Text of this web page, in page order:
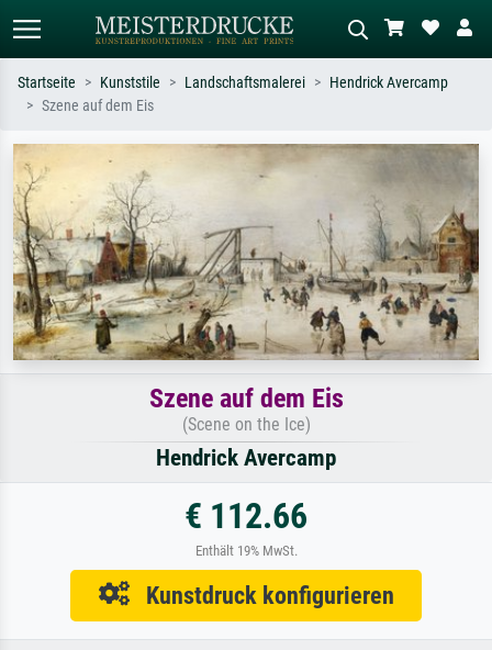
Suchen Sie nach Künstlern, Werktiteln
oder Stilen – z.B. Monet,
Sternennacht, Impressionismus, Welle
Hokusai, Akt.
Beschreiben Sie die Szene – z.B. Grüne
Wiese, Abstrakt mit viel Rot, Dunkles
Ölgemälde, Stehender Akt neben einem
Baum.
Startseite Kunststile Landschaftsmalerei
Hendrick Avercamp
Szene auf dem Eis
Szene auf dem Eis
(Scene on the Ice)
Hendrick Avercamp
€ 112.66
Enthält 19% MwSt.
Kunstdruck konfigurieren